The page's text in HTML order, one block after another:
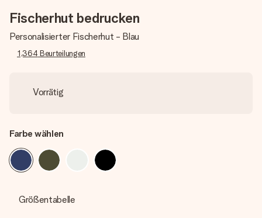
Fischerhut bedrucken
Personalisierter Fischerhut - Blau
1,364 Beurteilungen
Vorrätig
Farbe wählen
Größentabelle